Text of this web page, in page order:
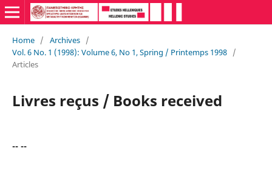
Home / Archives /
Vol. 6 No. 1 (1998): Volume 6, No 1, Spring / Printemps 1998 /
Articles
Livres reçus / Books received
-- --